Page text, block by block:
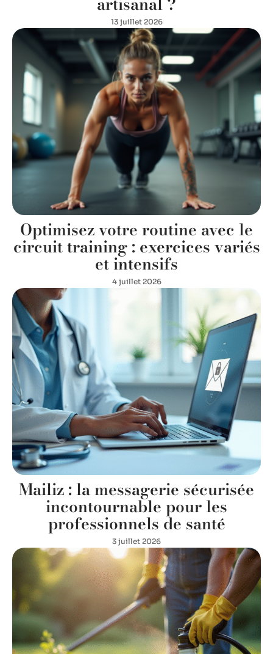
13 juillet 2026
Optimisez votre routine avec le
circuit training : exercices variés
et intensifs
4 juillet 2026
Mailiz : la messagerie sécurisée
incontournable pour les
professionnels de santé
3 juillet 2026